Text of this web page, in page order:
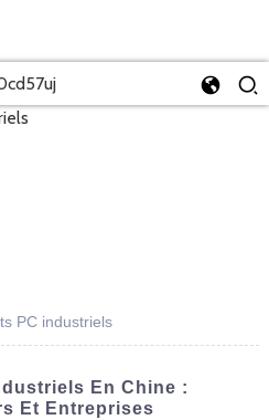
PC industriels
En Chine :
Et Entreprises